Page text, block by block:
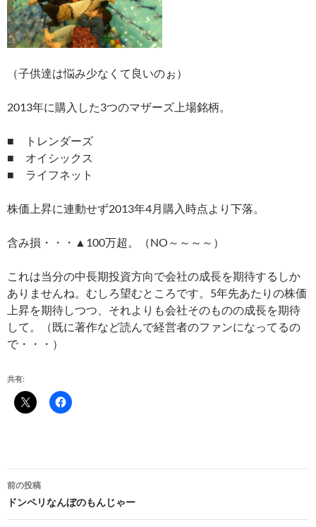
（子供達は悩み少なくて良いのぉ）
2013年に購入した3つのマザーズ上場銘柄。
■ トレンダーズ
■ オイシックス
■ ライフネット
株価上昇に連動せず2013年4月購入時点より下落。
含み損・・・▲100万超。（NO～～～～）
これは当分の中長期投資方向で会社の成長を期待するしか
ありませんね。むしろ望むところです。5年先あたりの株価
上昇を期待しつつ、それよりも会社そのものの成長を期待
して。（既に著作など読んで経営者のファンになってるの
で・・・）
共有:
投
稿
前の投稿
ドンペリなんぼのもんじゃー